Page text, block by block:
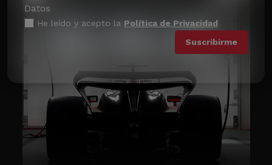
Datos
He leído y acepto la Política de Privacidad